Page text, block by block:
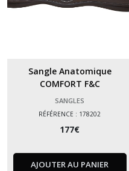
Sangle Anatomique
COMFORT F&C
SANGLES
RÉFÉRENCE : 178202
177€
AJOUTER AU PANIER